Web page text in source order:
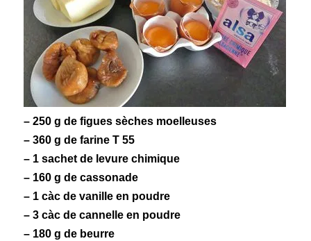
– 250 g de figues sèches moelleuses
– 360 g de farine T 55
– 1 sachet de levure chimique
– 160 g de cassonade
– 1 càc de vanilleen poudre
– 3 càc de cannelleen poudre
– 180 g de beurre